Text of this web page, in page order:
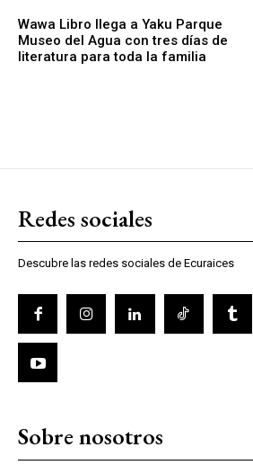
Wawa Libro llega a Yaku Parque
Museo del Agua con tres días de
literatura para toda la familia
Redes sociales
Descubre las redes sociales de Ecuraices
Sobre nosotros